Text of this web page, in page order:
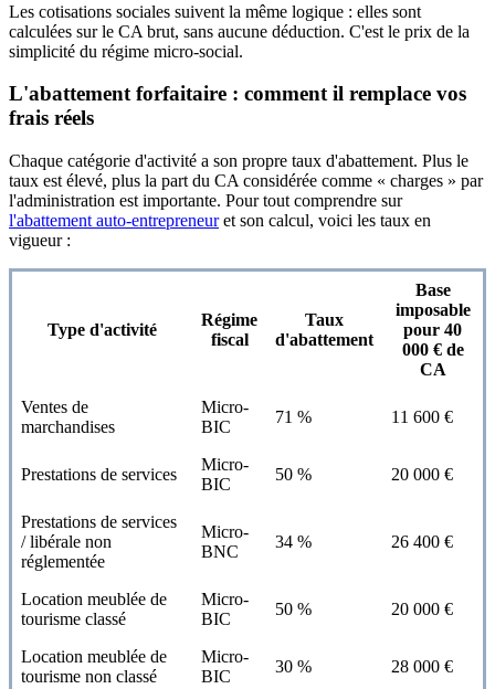
Les cotisations sociales suivent la même logique : elles sont
calculées sur le CA brut, sans aucune déduction. C'est le prix de la
simplicité du régime micro-social.
L'abattement forfaitaire : comment il remplace vos
frais réels
Chaque catégorie d'activité a son propre taux d'abattement. Plus le
taux est élevé, plus la part du CA considérée comme « charges » par
l'administration est importante. Pour tout comprendre sur
l'abattement auto-entrepreneuret son calcul, voici les taux en
vigueur :
Type d'activité
Régime
fiscal
Taux
d'abattement
Base
imposable
pour 40
000 € de
CA
Ventes de
marchandises
Micro-
BIC
71 % 11 600 €
Prestations de services
Micro-
BIC
50 % 20 000 €
Prestations de services
/ libérale non
réglementée
Micro-
BNC
34 % 26 400 €
Location meublée de
tourisme classé
Micro-
BIC
50 % 20 000 €
Location meublée de
tourisme non classé
Micro-
BIC
30 % 28 000 €